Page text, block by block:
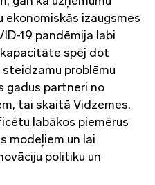
ekonomiskās izaugsmes
19 pandēmija labi
spēj dot
problēmu
gadus partneri no
tai skaitā Vidzemes,
labākos piemērus
modeļiem un lai
politiku un